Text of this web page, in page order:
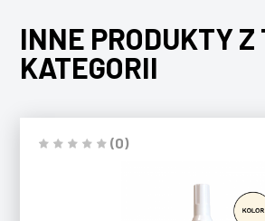
INNE PRODUKTY Z
KATEGORII
(0)